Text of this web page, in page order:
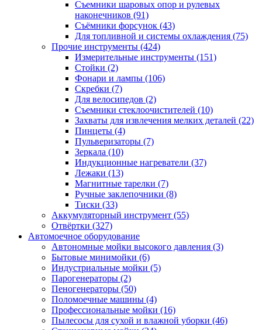
Съемники шаровых опор и рулевых
наконечников (91)
Съёмники форсунок (43)
Для топливной и системы охлаждения (75)
Прочие инструменты (424)
Измерительные инструменты (151)
Стойки (2)
Фонари и лампы (106)
Скребки (7)
Для велосипедов (2)
Съемники стеклоочистителей (10)
Захваты для извлечения мелких деталей (22)
Пинцеты (4)
Пульверизаторы (7)
Зеркала (10)
Индукционные нагреватели (37)
Лежаки (13)
Магнитные тарелки (7)
Ручные заклепочники (8)
Тиски (33)
Аккумуляторный инструмент (55)
Отвёртки (327)
Автомоечное оборудование
Автономные мойки высокого давления (3)
Бытовые минимойки (6)
Индустриальные мойки (5)
Парогенераторы (2)
Пеногенераторы (50)
Поломоечные машины (4)
Профессиональные мойки (16)
Пылесосы для сухой и влажной уборки (46)